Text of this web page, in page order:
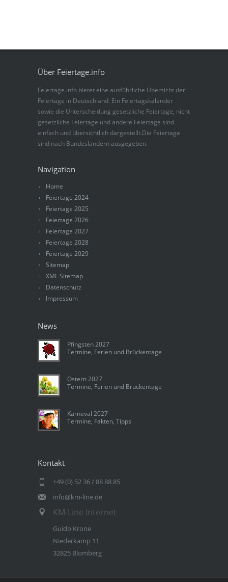
Über Feiertage.info
Feiertage.info bietet eine ausführliche Übersicht der
Feiertage in Deutschland. Ein Feiertagskalender
sowie die Unterscheidung gesetzliche Feiertage, nicht
gesetzliche Feiertage und andere Feiertage sind
einfach und übersichtlich dargestellt.Die Feiertage
sind nach Bundesländern ausgegeben.
Navigation
Home
Feiertage 2024
Feiertage 2025
Feiertage 2026
Feiertage 2027
Feiertage 2028
Feiertage 2029
Sitemap
XML Sitemap
Datenschutz
Impressum
News
Pfingsten 2027
Termine, Ferien und Brückentage
Ostern 2027
Termine, Ferien und Brückentage
Karneval 2027
Termine, Fakten, Tipps
Kontakt
+49 (0) 52 36 / 88 88 85
info@km-line.de
KM-Line Internet
Guido Krone
Niederkamp 11
32825 Blomberg